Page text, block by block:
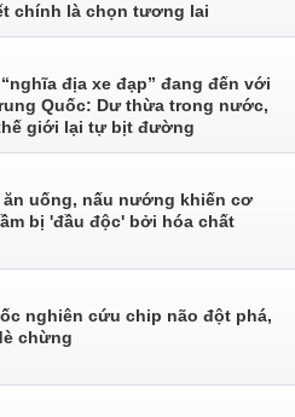
chính là chọn tương lai
địa xe đạp” đang đến với
Quốc: Dư thừa trong nước,
giới lại tự bịt đường
ăn uống, nấu nướng khiến cơ
bị 'đầu độc' bởi hóa chất
nghiên cứu chip não đột phá,
chừng